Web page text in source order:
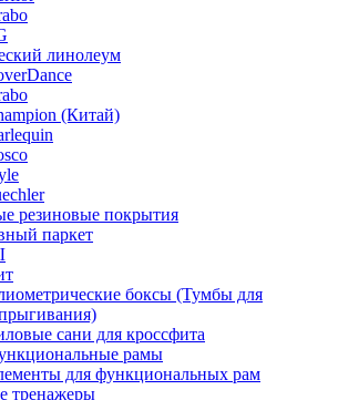
линолеум
(Китай)
резиновые покрытия
паркет
боксы (Тумбы для
сани для кроссфита
рамы
для функциональных рам
тренажеры